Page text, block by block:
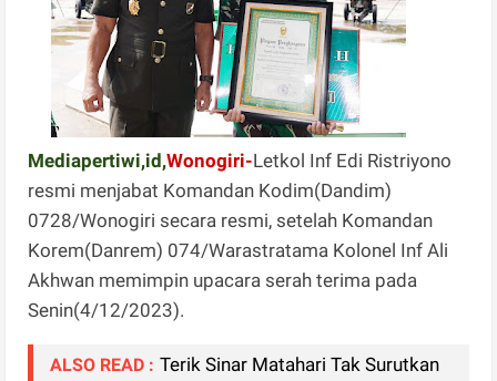
Mediapertiwi,id,Wonogiri-Letkol Inf Edi Ristriyono
resmi menjabat Komandan Kodim(Dandim)
0728/Wonogiri secara resmi, setelah Komandan
Korem(Danrem) 074/Warastratama Kolonel Inf Ali
Akhwan memimpin upacara serah terima pada
Senin(4/12/2023).
ALSO READ : Terik Sinar Matahari Tak Surutkan